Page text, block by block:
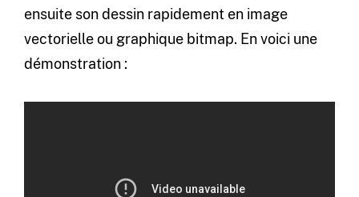
ensuite son dessin rapidement en image
vectorielle ou graphique bitmap. En voici une
démonstration :